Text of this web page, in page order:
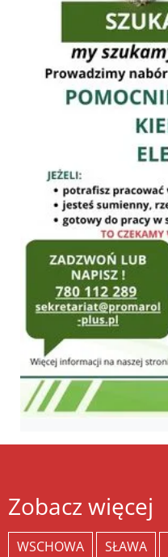
Zobacz więcej
WSCHOWA SŁAWA